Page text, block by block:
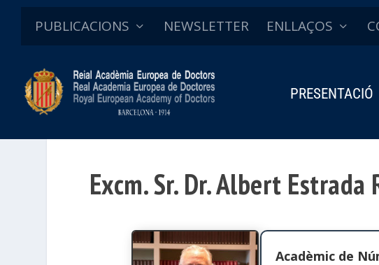
PUBLICACIONS NEWSLETTER ENLLAÇOS
PRESENTACIÓ
Excm. Sr. Dr. Albert Estrada
Acadèmic de